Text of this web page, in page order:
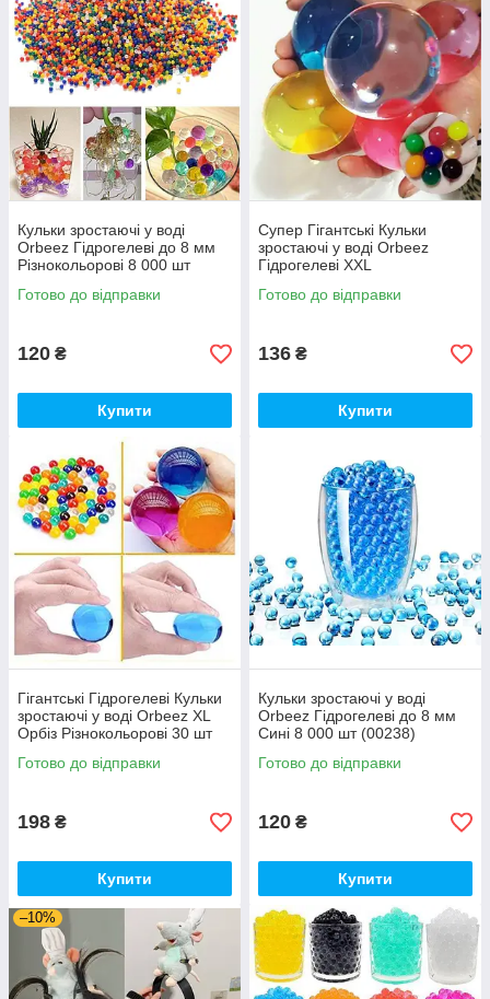
Кульки зростаючі у воді
Orbeez Гідрогелеві до 8 мм
Різнокольорові 8 000 шт
Готово до відправки
120 ₴
Купити
Супер Гігантські Кульки
зростаючі у воді Orbeez
Гідрогелеві XXL
Готово до відправки
136 ₴
Купити
Гігантські Гідрогелеві Кульки
зростаючі у воді Orbeez XL
Орбіз Різнокольорові 30 шт
Готово до відправки
198 ₴
Купити
Кульки зростаючі у воді
Orbeez Гідрогелеві до 8 мм
Сині 8 000 шт (00238)
Готово до відправки
120 ₴
Купити
–10%